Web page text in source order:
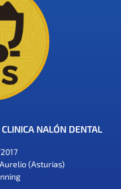
NALÓN DENTAL
(Asturias)